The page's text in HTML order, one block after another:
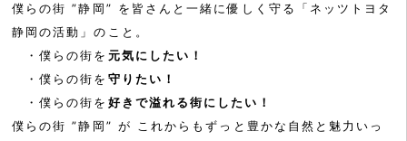
僕らの街 ”静岡” を皆さんと一緒に優しく守る「ネッツトヨタ
静岡の活動」のこと。
・僕らの街を 元気にしたい！
・僕らの街を 守りたい！
・僕らの街を 好きで溢れる街にしたい！
僕らの街 ”静岡” が これからもずっと豊かな自然と魅力いっ